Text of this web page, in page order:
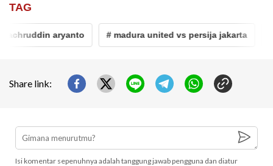
TAG
aryanto # madura united vs persija jakarta
Share link:
Isi komentar sepenuhnya adalah tanggung jawab pengguna dan diatur